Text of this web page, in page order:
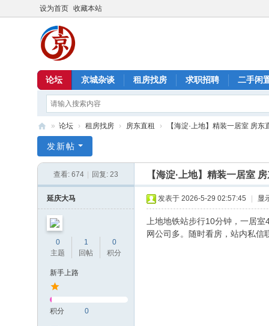
设为首页 收藏本站
论坛 京城杂谈 租房找房 求职招聘 二手闲
京
» 论坛 › 租房找房 › 房东直租 › 【海淀·上地】精装一居室 房东
发新帖
查看: 674 回复: 23 【海淀·上地】精装一居室
延庆大马
0
主题
1
回帖
0
积分
新手上路
积分 0
发表于 2026-5-29 02:57:45 显
上地地铁站步行10分钟，一居
网公司多。随时看房，站内私信